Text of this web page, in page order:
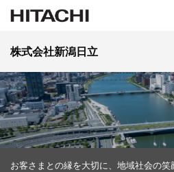
株式会社新潟日立
お客さまとの縁を大切に、地域社会の